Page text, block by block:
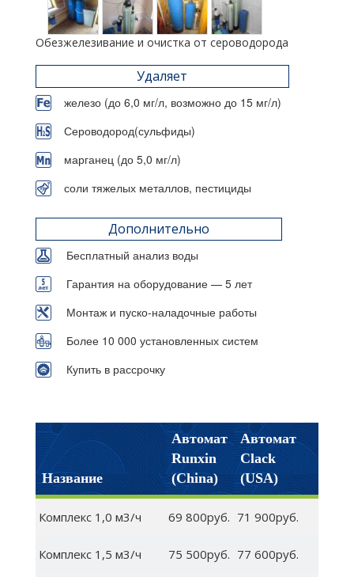
Обезжелезивание и очистка от сероводорода
Удаляет
железо (до 6,0 мг/л, возможно до 15 мг/л)
Сероводород(сульфиды)
марганец (до 5,0 мг/л)
соли тяжелых металлов, пестициды
Дополнительно
Бесплатный анализ воды
Гарантия на оборудование — 5 лет
Монтаж и пуско-наладочные работы
Более 10 000 установленных систем
Купить в рассрочку
Название
Автомат
Runxin
(China)
Автомат
Clack
(USA)
Комплекс 1,0 м3/ч 69 800руб. 71 900руб.
Комплекс 1,5 м3/ч 75 500руб. 77 600руб.